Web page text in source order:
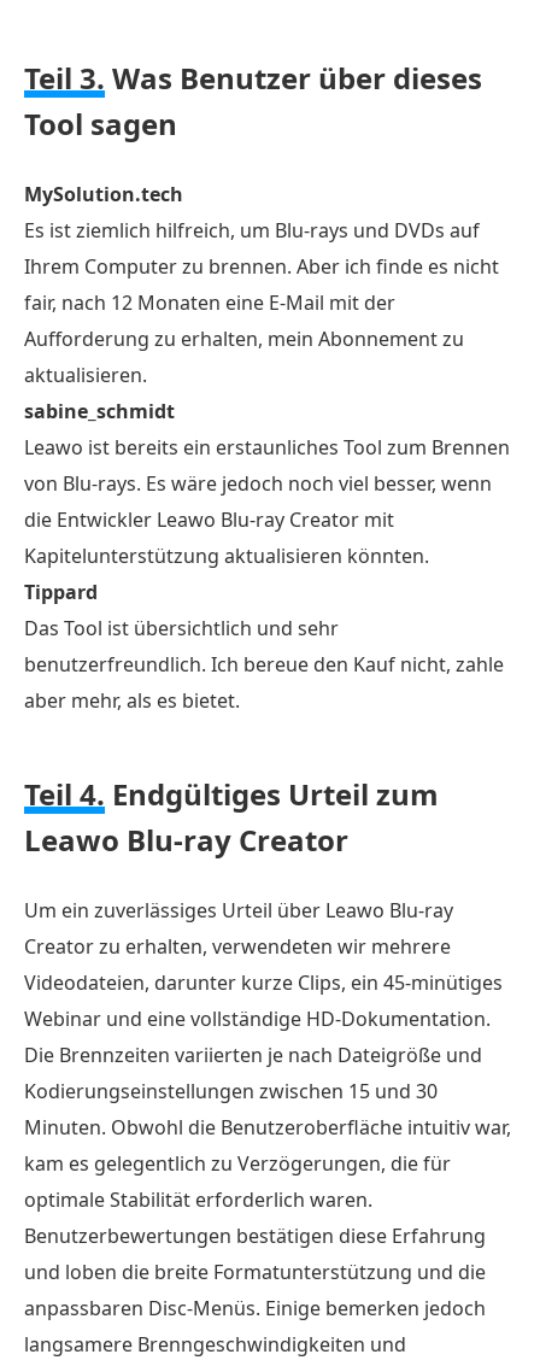
Teil 3. Was Benutzer über dieses
Tool sagen
MySolution.tech
Es ist ziemlich hilfreich, um Blu-rays und DVDs auf
Ihrem Computer zu brennen. Aber ich finde es nicht
fair, nach 12 Monaten eine E-Mail mit der
Aufforderung zu erhalten, mein Abonnement zu
aktualisieren.
sabine_schmidt
Leawo ist bereits ein erstaunliches Tool zum Brennen
von Blu-rays. Es wäre jedoch noch viel besser, wenn
die Entwickler Leawo Blu-ray Creator mit
Kapitelunterstützung aktualisieren könnten.
Tippard
Das Tool ist übersichtlich und sehr
benutzerfreundlich. Ich bereue den Kauf nicht, zahle
aber mehr, als es bietet.
Teil 4. Endgültiges Urteil zum
Leawo Blu-ray Creator
Um ein zuverlässiges Urteil über Leawo Blu-ray
Creator zu erhalten, verwendeten wir mehrere
Videodateien, darunter kurze Clips, ein 45-minütiges
Webinar und eine vollständige HD-Dokumentation.
Die Brennzeiten variierten je nach Dateigröße und
Kodierungseinstellungen zwischen 15 und 30
Minuten. Obwohl die Benutzeroberfläche intuitiv war,
kam es gelegentlich zu Verzögerungen, die für
optimale Stabilität erforderlich waren.
Benutzerbewertungen bestätigen diese Erfahrung
und loben die breite Formatunterstützung und die
anpassbaren Disc-Menüs. Einige bemerken jedoch
langsamere Brenngeschwindigkeiten und